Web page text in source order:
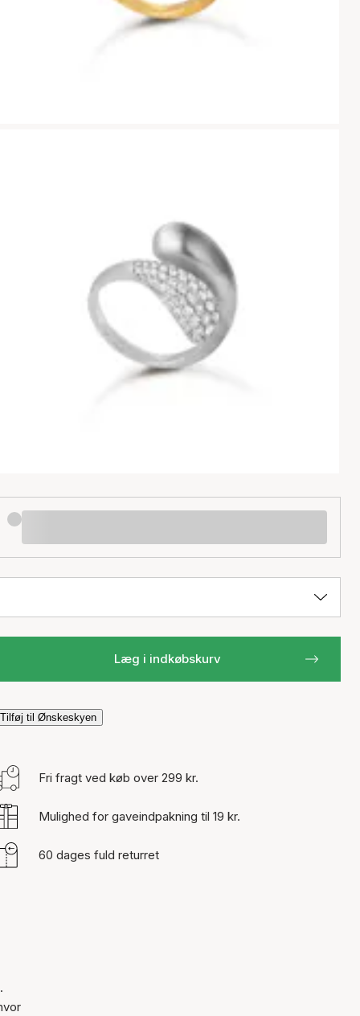
Læg i indkøbskurv
Tilføj til Ønskeskyen
Fri fragt ved køb over 299 kr.
Mulighed for gaveindpakning til 19 kr.
60 dages fuld returret